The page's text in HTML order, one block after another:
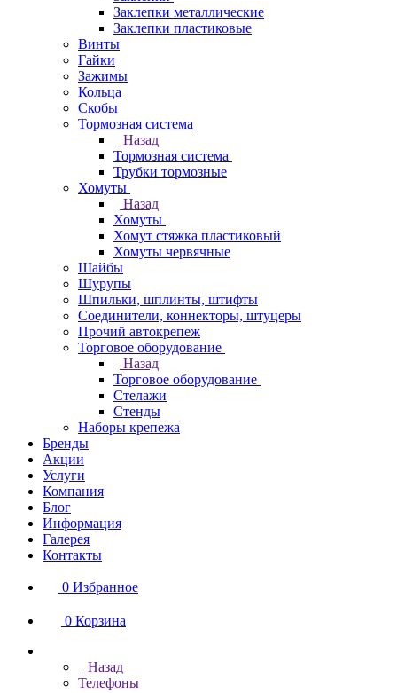
Заклепки металлические
Заклепки пластиковые
Винты
Гайки
Зажимы
Кольца
Скобы
Тормозная система
Назад
Тормозная система
Трубки тормозные
Хомуты
Назад
Хомуты
Хомут стяжка пластиковый
Хомуты червячные
Шайбы
Шурупы
Шпильки, шплинты, штифты
Соединители, коннекторы, штуцеры
Прочий автокрепеж
Торговое оборудование
Назад
Торговое оборудование
Стелажи
Стенды
Наборы крепежа
Бренды
Акции
Услуги
Компания
Блог
Информация
Галерея
Контакты
0 Избранное
0 Корзина
Назад
Телефоны